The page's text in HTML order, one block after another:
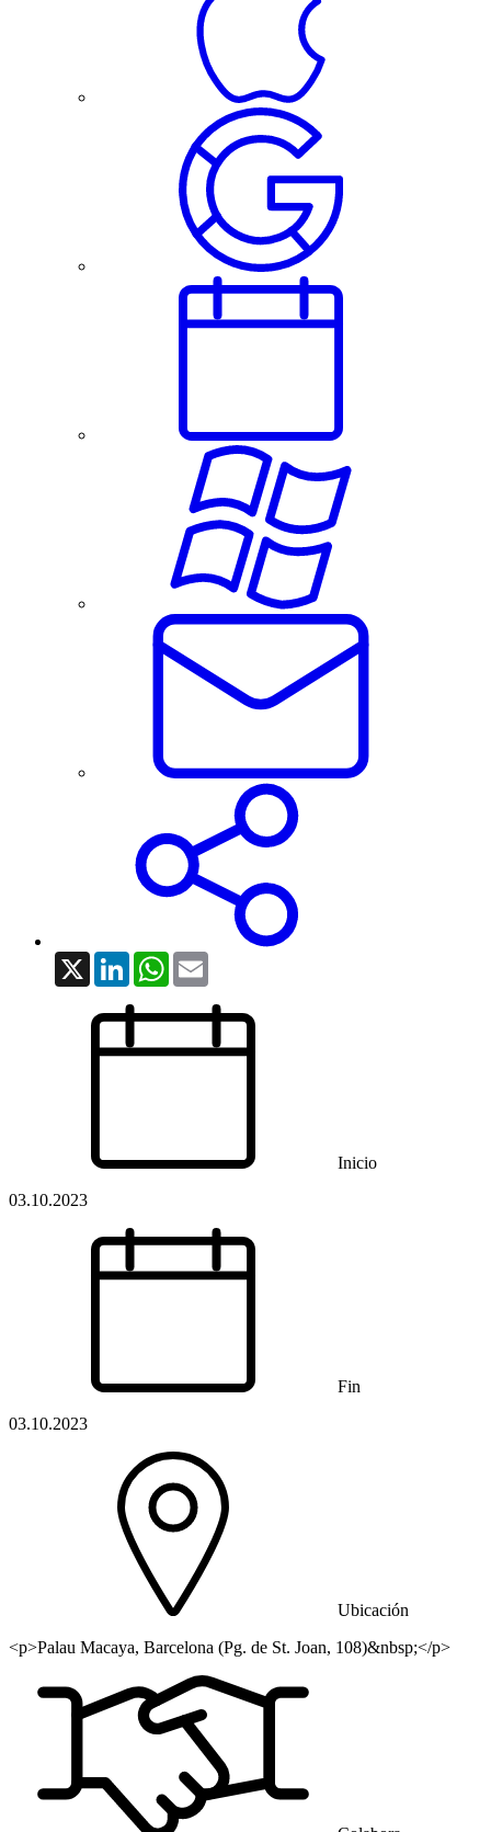
X LinkedInWhatsApp
Inicio
03.10.2023
Fin
03.10.2023
Ubicación
<p>Palau Macaya, Barcelona (Pg. de St. Joan, 108)&nbsp;</p>